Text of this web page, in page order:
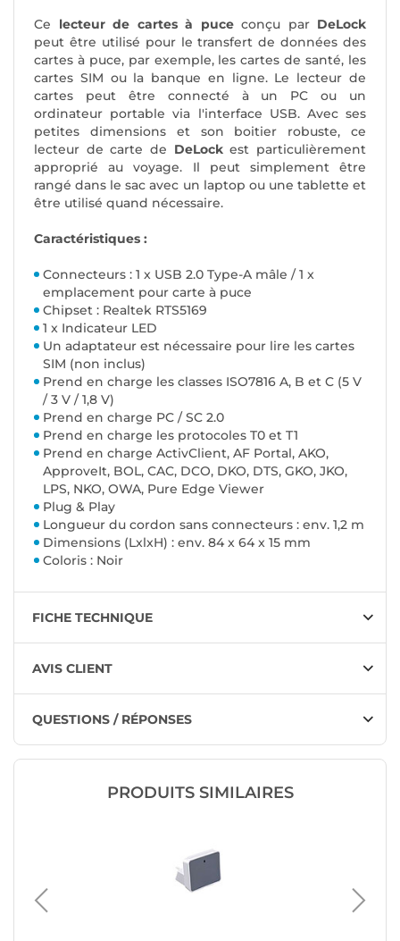
Ce lecteur de cartes à puce conçu par DeLock
peut être utilisé pour le transfert de données des
cartes à puce, par exemple, les cartes de santé, les
cartes SIM ou la banque en ligne. Le lecteur de
cartes peut être connecté à un PC ou un
ordinateur portable via l'interface USB. Avec ses
petites dimensions et son boitier robuste, ce
lecteur de carte de DeLockest particulièrement
approprié au voyage. Il peut simplement être
rangé dans le sac avec un laptop ou une tablette et
être utilisé quand nécessaire.
Caractéristiques :
Connecteurs : 1 x USB 2.0 Type-A mâle / 1 x
emplacement pour carte à puce
Chipset : Realtek RTS5169
1 x Indicateur LED
Un adaptateur est nécessaire pour lire les cartes
SIM (non inclus)
Prend en charge les classes ISO7816 A, B et C (5 V
/ 3 V / 1,8 V)
Prend en charge PC / SC 2.0
Prend en charge les protocoles T0 et T1
Prend en charge ActivClient, AF Portal, AKO,
ApproveIt, BOL, CAC, DCO, DKO, DTS, GKO, JKO,
LPS, NKO, OWA, Pure Edge Viewer
Plug & Play
Longueur du cordon sans connecteurs : env. 1,2 m
Dimensions (LxlxH) : env. 84 x 64 x 15 mm
Coloris : Noir
FICHE TECHNIQUE
AVIS CLIENT
QUESTIONS / RÉPONSES
PRODUITS SIMILAIRES